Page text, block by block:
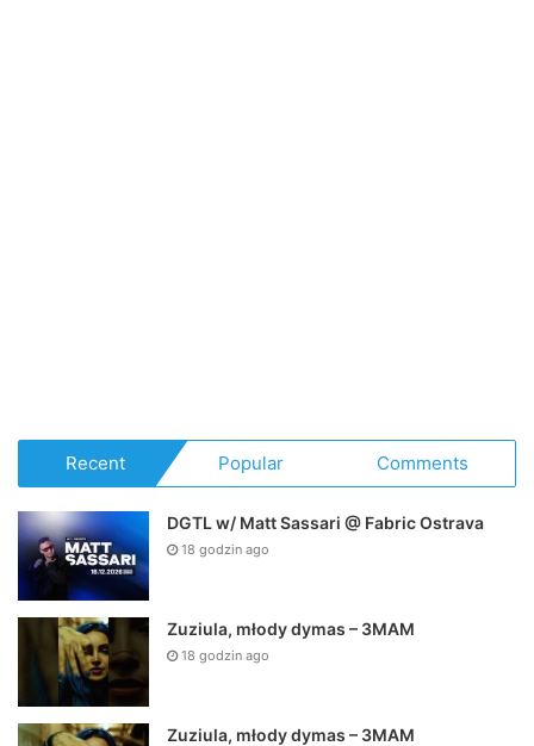
Recent Popular Comments
DGTL w/ Matt Sassari @ Fabric Ostrava
18 godzin ago
Zuziula, młody dymas – 3MAM
18 godzin ago
Zuziula, młody dymas – 3MAM